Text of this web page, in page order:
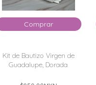
Comprar
Kit de Bautizo Virgen de
Guadalupe, Dorada